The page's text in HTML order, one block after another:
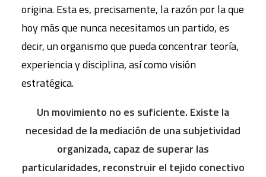
origina. Esta es, precisamente, la razón por la que
hoy más que nunca necesitamos un partido, es
decir, un organismo que pueda concentrar teoría,
experiencia y disciplina, así como visión
estratégica.
Un movimiento no es suficiente. Existe la
necesidad de la mediación de una subjetividad
organizada, capaz de superar las
particularidades, reconstruir el tejido conectivo